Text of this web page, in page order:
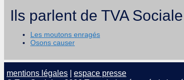
Ils parlent de TVA Sociale
Les moutons enragés
Osons causer
mentions légales
espace presse